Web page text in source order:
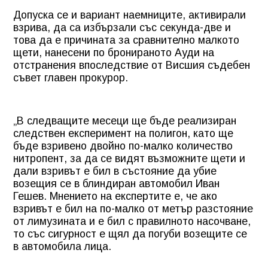
Допуска се и вариант наемниците, активирали
взрива, да са избързали със секунда-две и
това да е причината за сравнително малкото
щети, нанесени по бронираното Ауди на
отстранения впоследствие от Висшия съдебен
съвет главен прокурор.
„В следващите месеци ще бъде реализиран
следствен експеримент на полигон, като ще
бъде взривено двойно по-малко количество
нитропент, за да се видят възможните щети и
дали взривът е бил в състояние да убие
возещия се в блиндиран автомобил Иван
Гешев. Мнението на експертите е, че ако
взривът е бил на по-малко от метър разстояние
от лимузината и е бил с правилното насочване,
то със сигурност е щял да погуби возещите се
в автомобила лица.